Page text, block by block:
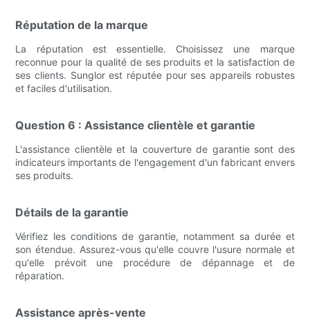
Réputation de la marque
La réputation est essentielle. Choisissez une marque
reconnue pour la qualité de ses produits et la satisfaction de
ses clients. Sunglor est réputée pour ses appareils robustes
et faciles d'utilisation.
Question 6 : Assistance clientèle et garantie
L'assistance clientèle et la couverture de garantie sont des
indicateurs importants de l'engagement d'un fabricant envers
ses produits.
Détails de la garantie
Vérifiez les conditions de garantie, notamment sa durée et
son étendue. Assurez-vous qu'elle couvre l'usure normale et
qu'elle prévoit une procédure de dépannage et de
réparation.
Assistance après-vente